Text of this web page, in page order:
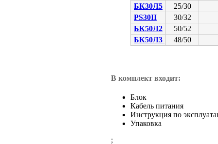
БК30Л5
25/30
PS30II
30/32
БК50Л2
50/52
БК50Л3
48/50
В комплект входит:
Блок
Кабель питания
Инструкция по
Упаковка
;